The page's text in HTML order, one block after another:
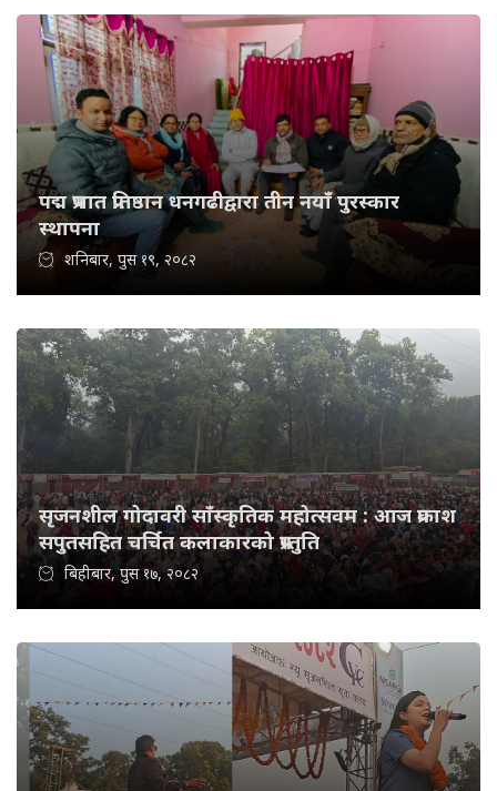
पद्म प्रभात प्रतिष्ठान धनगढीद्वारा तीन नयाँ पुरस्कार
स्थापना
शनिबार, पुस १९, २०८२
सृजनशील गोदावरी साँस्कृतिक महोत्सवम : आज प्रकाश
सपुतसहित चर्चित कलाकारको प्रस्तुति
बिहीबार, पुस १७, २०८२